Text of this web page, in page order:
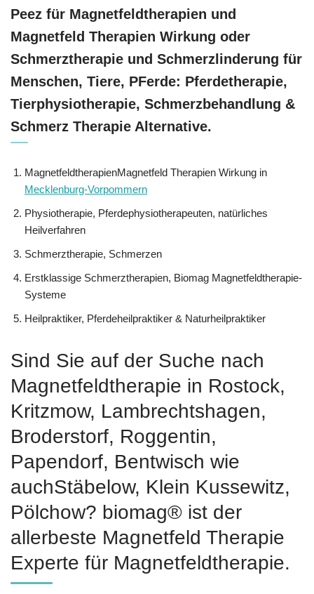
Peez für Magnetfeldtherapien und
Magnetfeld Therapien Wirkung oder
Schmerztherapie und Schmerzlinderung für
Menschen, Tiere, PFerde: Pferdetherapie,
Tierphysiotherapie, Schmerzbehandlung &
Schmerz Therapie Alternative.
MagnetfeldtherapienMagnetfeld Therapien Wirkung in
Mecklenburg-Vorpommern
Physiotherapie, Pferdephysiotherapeuten, natürliches
Heilverfahren
Schmerztherapie, Schmerzen
Erstklassige Schmerztherapien, Biomag Magnetfeldtherapie-
Systeme
Heilpraktiker, Pferdeheilpraktiker & Naturheilpraktiker
Sind Sie auf der Suche nach
Magnetfeldtherapie in Rostock,
Kritzmow, Lambrechtshagen,
Broderstorf, Roggentin,
Papendorf, Bentwisch wie
auchStäbelow, Klein Kussewitz,
Pölchow? biomag® ist der
allerbeste Magnetfeld Therapie
Experte für Magnetfeldtherapie.